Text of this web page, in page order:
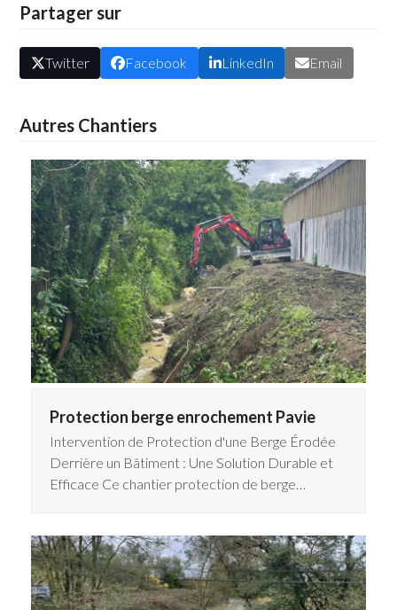
Partager sur
Twitter Facebook LinkedIn Email
Autres Chantiers
Protection berge enrochement Pavie
Intervention de Protection d'une Berge Érodée
Derrière un Bâtiment : Une Solution Durable et
Efficace Ce chantier protection de berge…